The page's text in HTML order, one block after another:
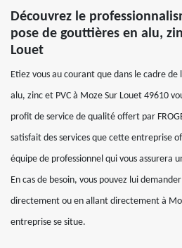
Découvrez le
pose de gouttières en alu,
Louet
Etiez vous au courant que dans le cadre
alu, zinc et PVC à Moze Sur Louet 49610
profit de service de qualité offert par
satisfait des services que cette entreprise
équipe de professionnel qui vous assurera
En cas de besoin, vous pouvez lui
directement ou en allant directement à
entreprise se situe.